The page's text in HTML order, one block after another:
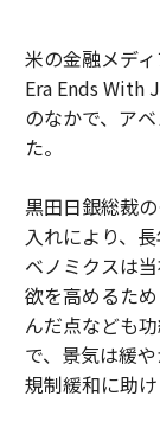
米の金融メデ
Era Ends With
のなかで、ア
た。
黒田日銀総裁
入れにより、
ベノミクスは
欲を高めるた
んだ点なども
で、景気は緩
規制緩和に助